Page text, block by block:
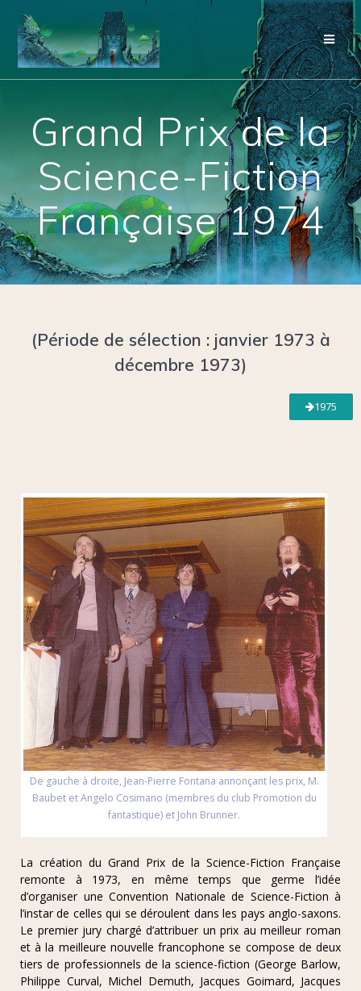
Grand Prix de la
Science-Fiction
Française 1974
(Période de sélection : janvier 1973 à
décembre 1973)
1975
De gauche à droite, Jean-Pierre Fontana annonçant les prix, M.
Baubet et Angelo Cosimano (membres du club Promotion du
fantastique) et John Brunner.
La création du Grand Prix de la Science-Fiction Française
remonte à 1973, en même temps que germe l’idée
d’organiser une Convention Nationale de Science-Fiction à
l’instar de celles qui se déroulent dans les pays anglo-saxons.
Le premier jury chargé d’attribuer un prix au meilleur roman
et à la meilleure nouvelle francophone se compose de deux
tiers de professionnels de la science-fiction (George Barlow,
Philippe Curval, Michel Demuth, Jacques Goimard, Jacques